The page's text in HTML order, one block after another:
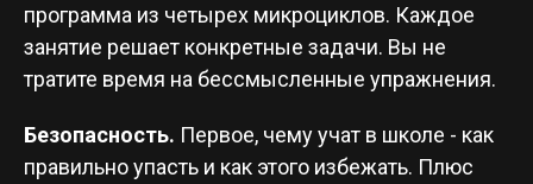
программа из четырех микроциклов. Каждое
занятие решает конкретные задачи. Вы не
тратите время на бессмысленные упражнения.
Безопасность. Первое, чему учат в школе - как
правильно упасть и как этого избежать. Плюс